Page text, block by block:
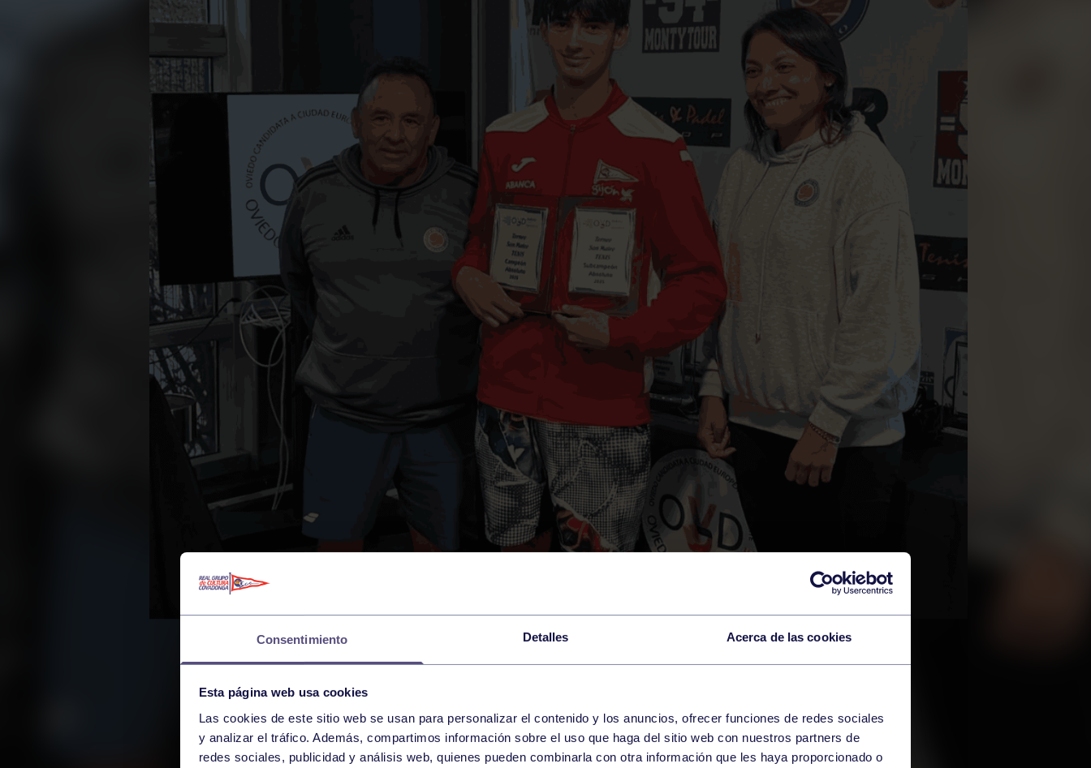
Consentimiento Detalles Acerca de las cookies
Esta página web usa cookies
Las cookies de este sitio web se usan para personalizar el contenido y los anuncios, ofrecer funciones de redes sociales
y analizar el tráfico. Además, compartimos información sobre el uso que haga del sitio web con nuestros partners de
redes sociales, publicidad y análisis web, quienes pueden combinarla con otra información que les haya proporcionado o